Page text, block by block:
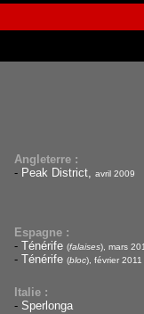
Angleterre :
- Peak District, avril 2009
Espagne :
- Ténérife (falaises), mars
- Ténérife (bloc), février 2011
Italie :
- Sperlonga